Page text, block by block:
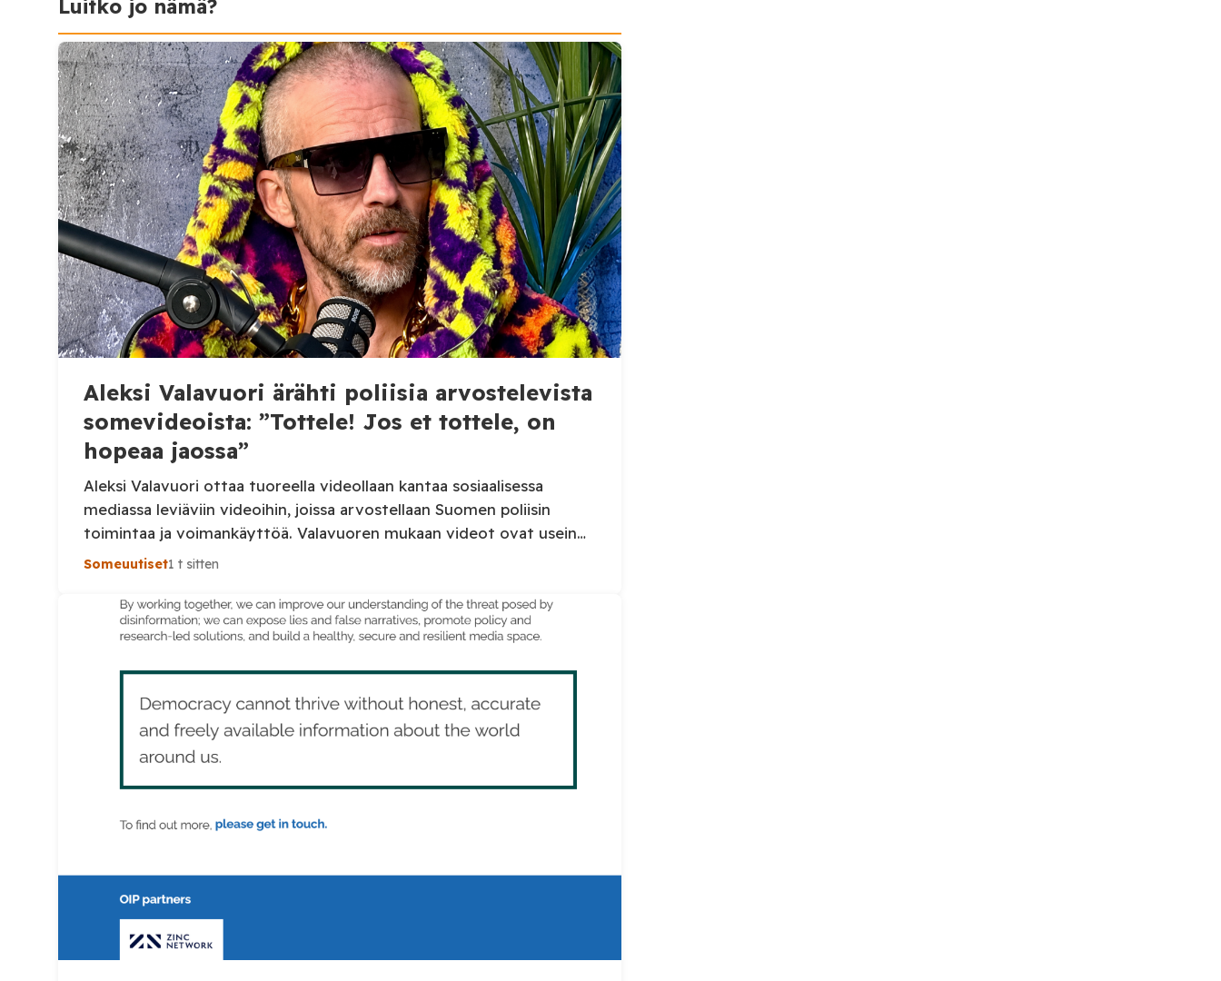
Luitko jo nämä?
Aleksi Valavuori ärähti poliisia arvostelevista
somevideoista: ”Tottele! Jos et tottele, on
hopeaa jaossa”
Aleksi Valavuori ottaa tuoreella videollaan kantaa sosiaalisessa
mediassa leviäviin videoihin, joissa arvostellaan Suomen poliisin
toimintaa ja voimankäyttöä. Valavuoren mukaan videot ovat usein
irrotettuja asiayhteydestään ja niiden seurauksena luottamus poliisiin
kertoo yleistyneen sosiaalisessa mediassa: videot poliisin
toiminnasta ja erityisesti tilanteista, joissa poliisin voimankäyttöä
Someuutiset1 t sitten